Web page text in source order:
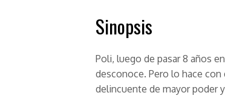
Sinopsis
Poli, luego de pasar 8 años
desconoce. Pero lo hace
delincuente de mayor poder